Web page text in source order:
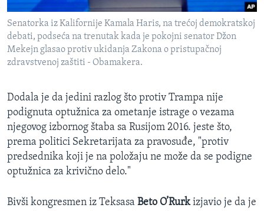
Senatorka iz Kalifornije Kamala Haris, na trećoj demokratskoj
debati, podseća na trenutak kada je pokojni senator Džon
Mekejn glasao protiv ukidanja Zakona o pristupačnoj
zdravstvenoj zaštiti - Obamakera.
Dodala je da jedini razlog što protiv Trampa nije
podignuta optužnica za ometanje istrage o vezama
njegovog izbornog štaba sa Rusijom 2016. jeste što,
prema politici Sekretarijata za pravosuđe, "protiv
predsednika koji je na položaju ne može da se podigne
optužnica za krivično delo."
Bivši kongresmen iz Teksasa Beto O’Rurkizjavio je da je